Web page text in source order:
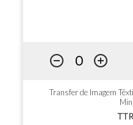
Transfer de Imagem